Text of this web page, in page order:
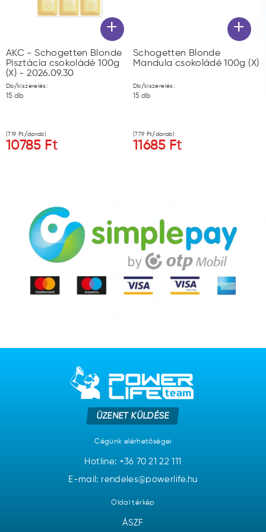
+
AKC - Schogetten Blonde
Pisztácia csokoládé 100g
(X) - 2026.09.30
Db/kiszerelés:
15 db
(719 Ft/darab)
10785Ft
+
Schogetten Blonde
Mandula csokoládé 100g (X)
Db/kiszerelés:
15 db
(779 Ft/darab)
11685Ft
ÜZENET KÜLDÉSE
Cégünk elérhetőségei
Hotline: +36 70 21 22 111
E-mail: rendeles@powerlife.hu
Oldal térkép
ÁSZF